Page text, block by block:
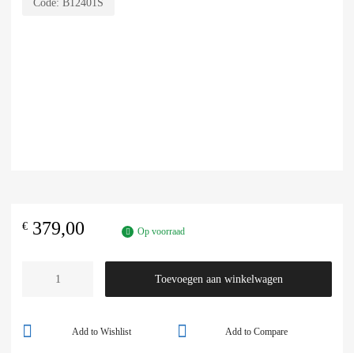
Code: B12401S
€ 379,00 Op voorraad
Toevoegen aan winkelwagen
Add to Compare
Add to Wishlist